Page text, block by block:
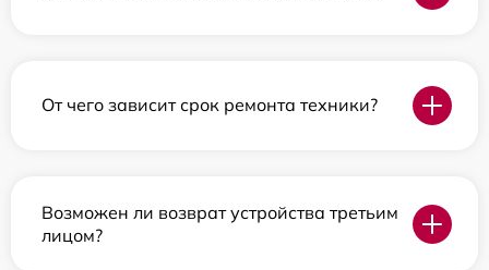
От чего зависит срок ремонта техники?
Возможен ли возврат устройства третьим
лицом?